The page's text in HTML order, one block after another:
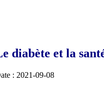
diabète et la
: 2021-09-08